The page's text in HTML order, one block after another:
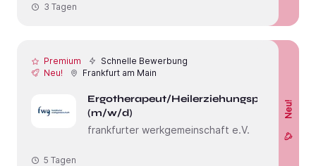
3 Tagen
Premium
Schnelle Bewerbung
Neu!
Frankfurt am Main
Ergotherapeut/Heilerziehungspfleger
(m/w/d)
frankfurter werkgemeinschaft e.V.
Neu!
5 Tagen